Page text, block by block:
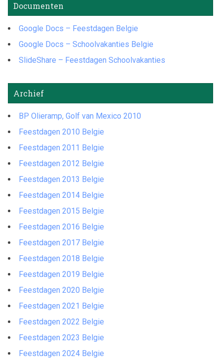
Documenten
Google Docs – Feestdagen Belgie
Google Docs – Schoolvakanties Belgie
SlideShare – Feestdagen Schoolvakanties
Archief
BP Olieramp, Golf van Mexico 2010
Feestdagen 2010 Belgie
Feestdagen 2011 Belgie
Feestdagen 2012 Belgie
Feestdagen 2013 Belgie
Feestdagen 2014 Belgie
Feestdagen 2015 Belgie
Feestdagen 2016 Belgie
Feestdagen 2017 Belgie
Feestdagen 2018 Belgie
Feestdagen 2019 Belgie
Feestdagen 2020 Belgie
Feestdagen 2021 Belgie
Feestdagen 2022 Belgie
Feestdagen 2023 Belgie
Feestdagen 2024 Belgie